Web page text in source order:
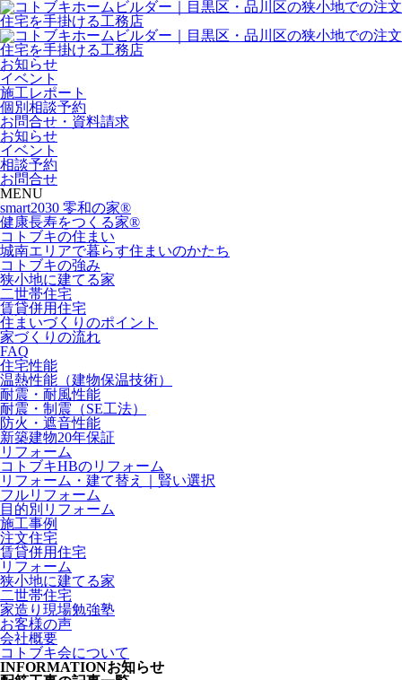
お知らせ
イベント
施工レポート
個別相談予約
お問合せ・資料請求
お知らせ
イベント
相談予約
お問合せ
MENU
smart2030 零和の家®
健康長寿をつくる家®
コトブキの住まい
城南エリアで暮らす住まいのかたち
コトブキの強み
狭小地に建てる家
二世帯住宅
賃貸併用住宅
住まいづくりのポイント
家づくりの流れ
FAQ
住宅性能
温熱性能（建物保温技術）
耐震・耐風性能
耐震・制震（SE工法）
防火・遮音性能
新築建物20年保証
リフォーム
コトブキHBのリフォーム
リフォーム・建て替え｜賢い選択
フルリフォーム
目的別リフォーム
施工事例
注文住宅
賃貸併用住宅
リフォーム
狭小地に建てる家
二世帯住宅
家造り現場勉強塾
お客様の声
会社概要
コトブキ会について
INFORMATIONお知らせ